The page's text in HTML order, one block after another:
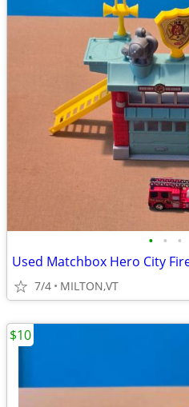
• • •
7/4 MILTON,VT
$10